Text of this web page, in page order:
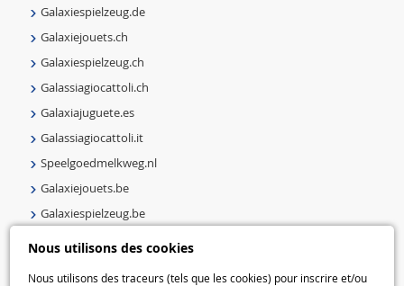
Nous utilisons des cookies
Nous utilisons des traceurs (tels que les cookies) pour inscrire et/ou
Galaxiespielzeug.de
Galaxiejouets.ch
Galaxiespielzeug.ch
Galassiagiocattoli.ch
Galaxiajuguete.es
Galassiagiocattoli.it
Speelgoedmelkweg.nl
Galaxiejouets.be
Galaxiespielzeug.be